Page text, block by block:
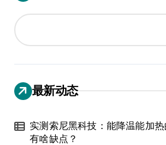
最新动态
实测索尼黑科技：能降温能加
有啥缺点？